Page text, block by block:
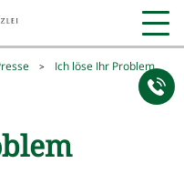
> Ich löse Ihr Problem